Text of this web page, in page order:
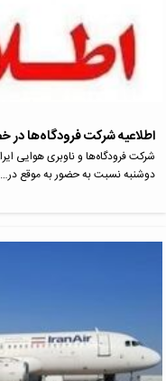
اطلاعیه شرکت فرودگاه‌ها
شرکت فرودگاه‌ها و ناوبری هوایی
دوشنبه نسبت به حضور به موقع در…